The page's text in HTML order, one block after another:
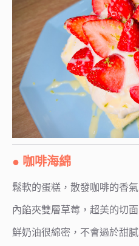
● 咖啡海綿
鬆軟的蛋糕，散發咖啡的香氣
內餡夾雙層草莓，超美的切面
鮮奶油很綿密，不會過於甜膩